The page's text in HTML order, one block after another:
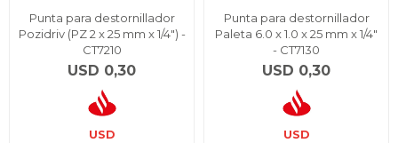
Punta para destornillador
Pozidriv (PZ 2 x 25 mm x 1/4") -
CT7210
USD 0,30
USD
Punta para destornillador
Paleta 6.0 x 1.0 x 25 mm x 1/4"
- CT7130
USD 0,30
USD